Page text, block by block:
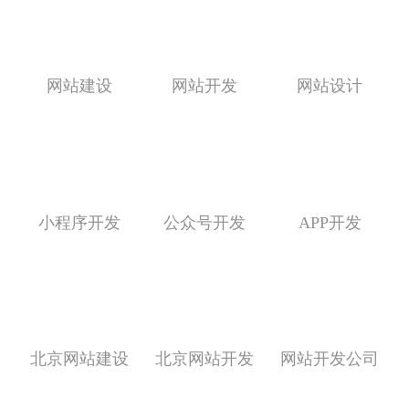
网站建设 网站开发 网站设计
小程序开发 公众号开发 APP开发
北京网站建设 北京网站开发 网站开发公司